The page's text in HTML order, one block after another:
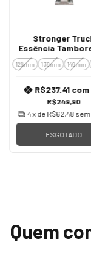
Stronger
Essência
129mm 139mm 149mm
R$249,90
R$237,41 com
4x de R$62,48
ESGOTADO
Quem